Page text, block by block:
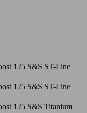
125 S&S ST-Line
125 S&S ST-Line
125 S&S Titanium